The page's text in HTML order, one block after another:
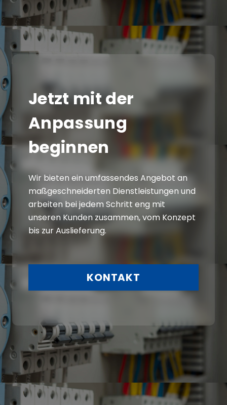
Jetzt mit der
Anpassung
beginnen
Wir bieten ein umfassendes Angebot an
maßgeschneiderten Dienstleistungen und
arbeiten bei jedem Schritt eng mit
unseren Kunden zusammen, vom Konzept
bis zur Auslieferung.
KONTAKT